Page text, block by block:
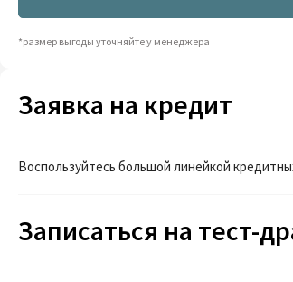
*размер выгоды уточняйте у менеджера
Заявка на кредит
Воспользуйтесь большой линейкой
Записаться на тест-